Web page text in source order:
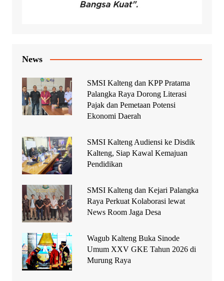
News
SMSI Kalteng dan KPP Pratama
Palangka Raya Dorong Literasi
Pajak dan Pemetaan Potensi
Ekonomi Daerah
SMSI Kalteng Audiensi ke Disdik
Kalteng, Siap Kawal Kemajuan
Pendidikan
SMSI Kalteng dan Kejari Palangka
Raya Perkuat Kolaborasi lewat
News Room Jaga Desa
Wagub Kalteng Buka Sinode
Umum XXV GKE Tahun 2026 di
Murung Raya